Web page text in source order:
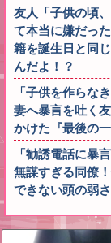
友人「子供の頃
て本当に嫌だっ
籍を誕生日と同
んだよ！？
「子供を作らな
妻へ暴言を吐く
かけた『最後の
「勧誘電話に暴
無謀すぎる同僚
できない頭の弱